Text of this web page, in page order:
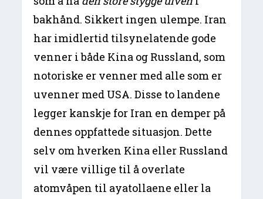
bakhånd. Sikkert ingen ulempe. Iran
har imidlertid tilsynelatende gode
venner i både Kina og Russland, som
notoriske er venner med alle som er
uvenner med USA. Disse to landene
legger kanskje for Iran en demper på
dennes oppfattede situasjon. Dette
selv om hverken Kina eller Russland
vil være villige til å overlate
atomvåpen til ayatollaene eller la